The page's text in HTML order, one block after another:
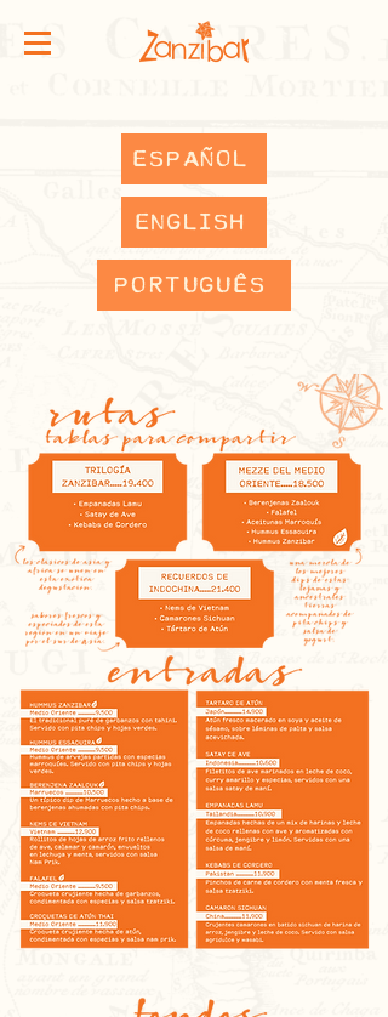
ESPAÑOL
ENGLISH
PORTUGUÊS